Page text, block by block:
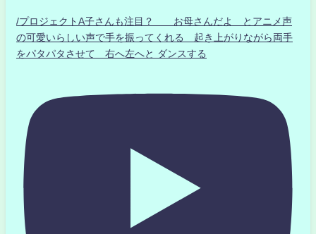
/プロジェクトA子さんも注目？ お母さんだよ とアニメ声
の可愛いらしい声で手を振ってくれる 起き上がりながら両手
をパタパタさせて 右へ左へと ダンスする